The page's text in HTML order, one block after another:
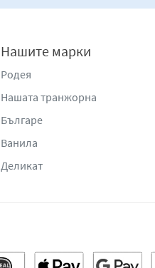
Нашите марки
Родея
Нашата транжорна
Българе
Ванила
Деликат